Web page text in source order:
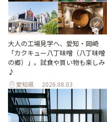
大人の工場見学へ、愛知・岡崎
「カクキュー八丁味噌（八丁味噌
の郷）」。試食や買い物も楽しみ
♪
愛知県 2026.08.03